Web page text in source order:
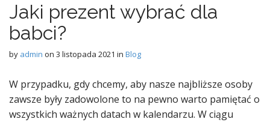
Jaki prezent wybrać dla
babci?
by admin on 3 listopada 2021 in Blog
W przypadku, gdy chcemy, aby nasze najbliższe osoby
zawsze były zadowolone to na pewno warto pamiętać o
wszystkich ważnych datach w kalendarzu. W ciągu